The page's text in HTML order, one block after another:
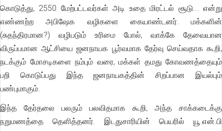
கொடுத்து, 2550 மேற்பட்டவர்கள் அடி உதை மிரட்டல் சூடு... என்று
எண்ணற்ற அபிஷேக வழிகளை கையாண்டனர். மக்களின்
(சுதந்திரமான?) வழிபடும் உரிமை போல், வாக்கே தேவையான
விருப்பமான ஆட்சியை ஜனநாயக பூர்வமாக தேர்வு செய்வதாக கூறி,
நடக்கும் மோசடிகளை நம்பும் வரை, மக்கள் தமது கோவணத்தையும்
பறி கொடுப்பது இந்த ஜனநாயகத்தின் சிறப்பான இயல்பும்
பண்புமாகும்.
இந்த தேர்தலை பலரும் பலவிதமாக கூறி, அந்த சாக்கடைக்கு
நறுமணத்தை தெளித்தனர். இடதுசாரியின் பெயரில் யூ.என்.பி